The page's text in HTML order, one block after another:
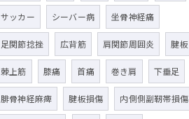
サッカー シーバー病 坐骨神経痛
足関節捻挫 広背筋 肩関節周囲炎 腱板
棘上筋 膝痛 首痛 巻き肩 下垂足
腓骨神経麻痺 腱板損傷 内側側副靭帯損傷